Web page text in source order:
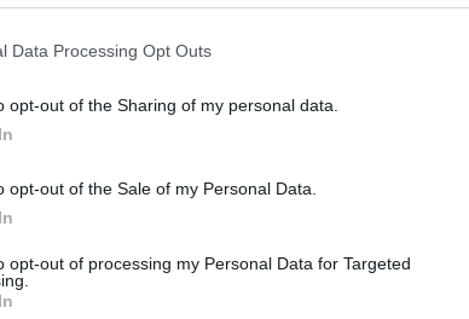
Data Processing Opt Outs
opt-out of the Sharing of my personal data.
opt-out of the Sale of my Personal Data.
opt-out of processing my Personal Data for Targeted
sono stati a lungo associati agli anni
chiave moderna. L’appeal di questo tessuto
a silhouette attente al design e a colori